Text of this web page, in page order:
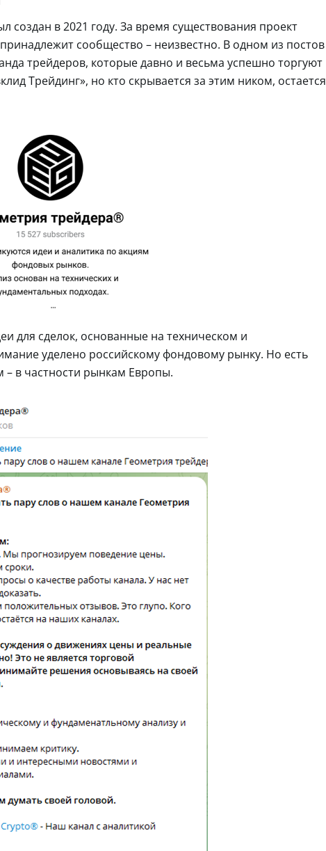
создан в 2021 году. За время существования проект
сообщество – неизвестно. В одном из постов
трейдеров, которые давно и весьма успешно торгуют
Трейдинг», но кто скрывается за этим ником, остается
для сделок, основанные на техническом и
уделено российскому фондовому рынку. Но есть
в частности рынкам Европы.